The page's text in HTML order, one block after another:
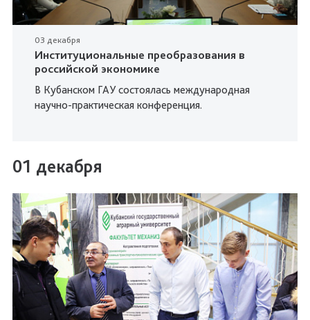
03 декабря
Институциональные преобразования в
российской экономике
В Кубанском ГАУ состоялась международная
научно-практическая конференция.
01 декабря